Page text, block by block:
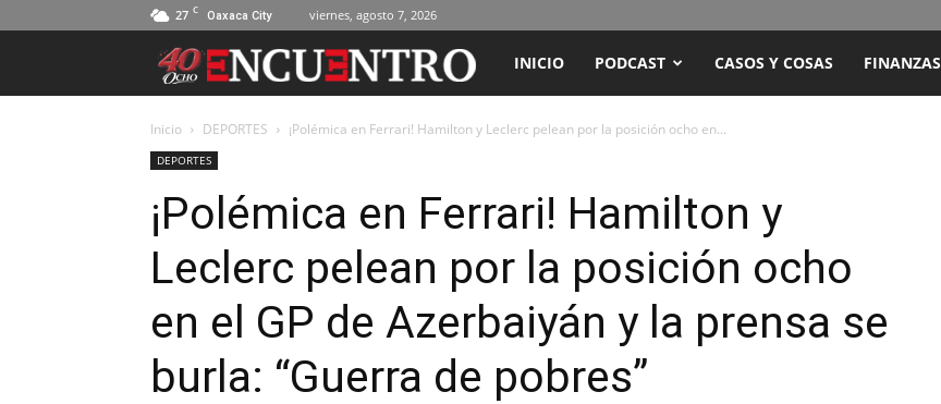
27 C Oaxaca City viernes, agosto 7, 2026
ENCUENTRO
RADIO
TELEVISIÓN
INICIO PODCAST CASOS Y COSAS FINANZAS
Inicio DEPORTES ¡Polémica en Ferrari! Hamilton y Leclerc pelean por la posición ocho en...
DEPORTES
¡Polémica en Ferrari! Hamilton y
Leclerc pelean por la posición ocho
en el GP de Azerbaiyán y la prensa se
burla: “Guerra de pobres”